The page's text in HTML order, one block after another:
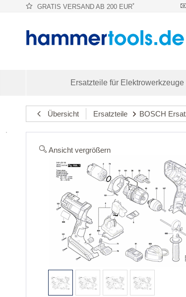
GRATIS VERSAND AB 200 EUR*
Ersatzteile für
Übersicht Ersatzteile BOSCH
Ansicht vergrößern